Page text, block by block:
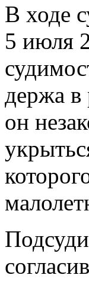
В ходе
5 июля
держа в
он